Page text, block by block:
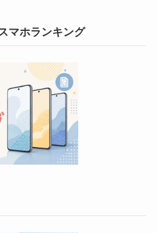
マホランキング